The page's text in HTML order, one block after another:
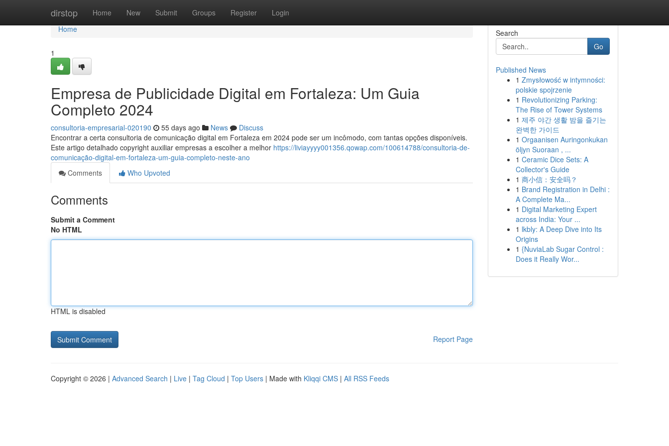
dirstop Home New Submit Groups Register Login
Home
Home
1
Empresa de Publicidade Digital em Fortaleza: Um Guia
Completo 2024
consultoria-empresarial-020190 55 days ago News
Discuss
Encontrar a certa consultoria de comunicação digital em Fortaleza em 2024 pode ser um incômodo, com tantas opções disponíveis.
Este artigo detalhado copyright auxiliar empresas a escolher a melhor https://liviayyyy001356.qowap.com/100614788/consultoria-de-
comunicação-digital-em-fortaleza-um-guia-completo-neste-ano
Comments
Who Upvoted
Comments
Submit a Comment
No HTML
HTML is disabled
Report Page
Search
Go
Published News
1 Zmysłowość w intymności:
polskie spojrzenie
1 Revolutionizing Parking:
The Rise of Tower Systems
1 제주 야간 생활 밤을 즐기는
완벽한 가이드
1 Orgaanisen Auringonkukan
öljyn Suoraan , ...
1 Ceramic Dice Sets: A
Collector's Guide
1 商小信：安全吗？
1 Brand Registration in Delhi :
A Complete Ma...
1 Digital Marketing Expert
across India: Your ...
1 lkbly: A Deep Dive into Its
Origins
1 {NuviaLab Sugar Control :
Does it Really Wor...
Copyright © 2026 | Advanced Search | Live | Tag Cloud | Top Users | Made with Kliqqi CMS | All RSS Feeds